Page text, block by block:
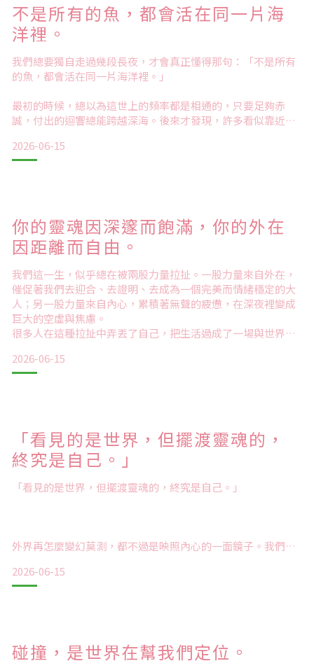
不是所有的魚，都會活在同一片海
洋裡。
我們總要獨自走過幾段長夜，才會真正懂得那句：「不是所有
的魚，都會活在同一片海洋裡。」
最初的時候，總以為這世上的頻率都是相通的，只要足夠赤
誠，付出的迴響總能跨越深海。後來才發現，許多看似靠近的
義，最終散落在不對頻的風裡，沒有激起任何漣漪。每個人其
實都只想聽見自己靈魂的倒影，你點起再亮的燈火，也照不進
那些最真實、甚至有些尖銳的感受。當內心翻湧著無力與不甘
時，不要急著向
2026-06-15
你的靈魂因深邃而飽滿，你的外在
因距離而自由。
我們這一生，似乎總在被兩股力量拉扯。一股力量來自外在，
催促著我們去迎合、去證明、去成為一個完美而情緒穩定的大
人；另一股力量來自內心，累積著無聲的疲憊，在深夜裡變成
巨大的空虛與焦慮。
很多人在這種拉扯中弄丟了自己，把生活過成了一場與世界的
了，看出去的世界，自然處處都是壓迫。
是恐懼被
2026-06-15
「看見的是世界，但擺渡靈魂的，
終究是自己。」
「看見的是世界，但擺渡靈魂的，終究是自己。」
外界再怎麼變幻莫測，都不過是映照內心的一面鏡子。我們四
闊，來點亮內心的豁然開朗。
2026-06-15
碰撞，是世界在幫我們定位。